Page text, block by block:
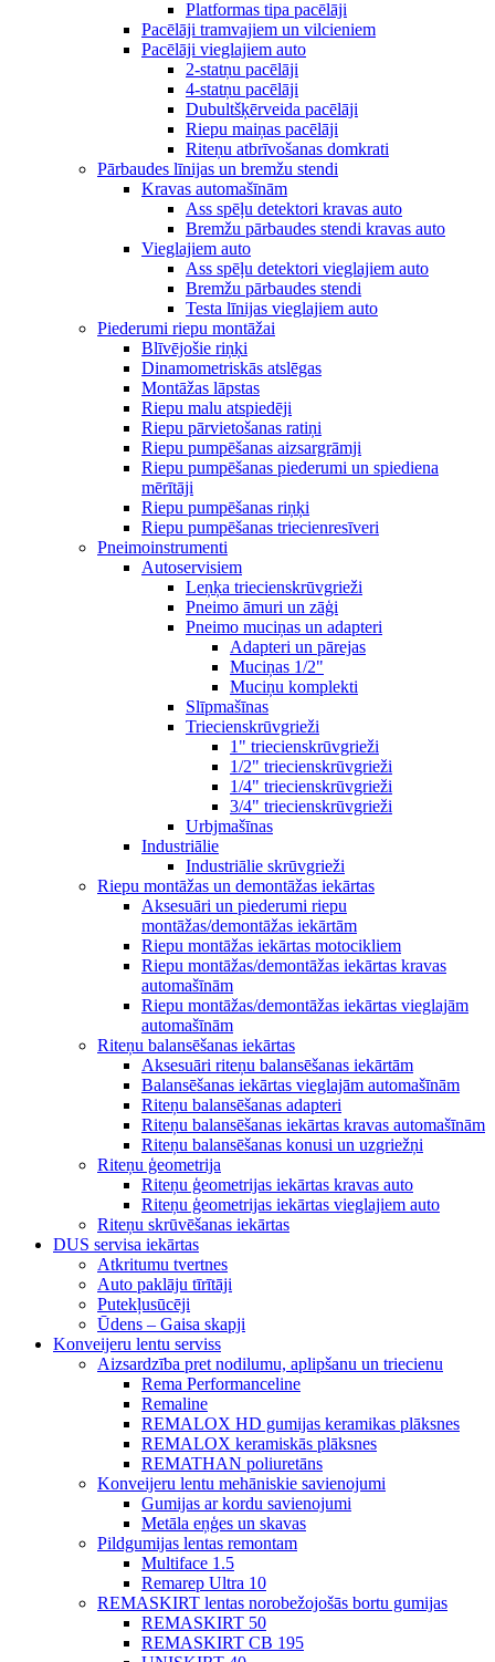
Platformas tipa pacēlāji
Pacēlāji tramvajiem un vilcieniem
Pacēlāji vieglajiem auto
2-statņu pacēlāji
4-statņu pacēlāji
Dubultšķērveida pacēlāji
Riepu maiņas pacēlāji
Riteņu atbrīvošanas domkrati
Pārbaudes līnijas un bremžu stendi
Kravas automašīnām
Ass spēļu detektori kravas auto
Bremžu pārbaudes stendi kravas auto
Vieglajiem auto
Ass spēļu detektori vieglajiem auto
Bremžu pārbaudes stendi
Testa līnijas vieglajiem auto
Piederumi riepu montāžai
Blīvējošie riņķi
Dinamometriskās atslēgas
Montāžas lāpstas
Riepu malu atspiedēji
Riepu pārvietošanas ratiņi
Riepu pumpēšanas aizsargrāmji
Riepu pumpēšanas piederumi un spiediena
mērītāji
Riepu pumpēšanas riņķi
Riepu pumpēšanas triecienresīveri
Pneimoinstrumenti
Autoservisiem
Leņķa triecienskrūvgrieži
Pneimo āmuri un zāģi
Pneimo muciņas un adapteri
Adapteri un pārejas
Muciņas 1/2"
Muciņu komplekti
Slīpmašīnas
Triecienskrūvgrieži
1" triecienskrūvgrieži
1/2" triecienskrūvgrieži
1/4" triecienskrūvgrieži
3/4" triecienskrūvgrieži
Urbjmašīnas
Industriālie
Industriālie skrūvgrieži
Riepu montāžas un demontāžas iekārtas
Aksesuāri un piederumi riepu
montāžas/demontāžas iekārtām
Riepu montāžas iekārtas motocikliem
Riepu montāžas/demontāžas iekārtas kravas
automašīnām
Riepu montāžas/demontāžas iekārtas vieglajām
automašīnām
Riteņu balansēšanas iekārtas
Aksesuāri riteņu balansēšanas iekārtām
Balansēšanas iekārtas vieglajām automašīnām
Riteņu balansēšanas adapteri
Riteņu balansēšanas iekārtas kravas automašīnām
Riteņu balansēšanas konusi un uzgriežņi
Riteņu ģeometrija
Riteņu ģeometrijas iekārtas kravas auto
Riteņu ģeometrijas iekārtas vieglajiem auto
Riteņu skrūvēšanas iekārtas
DUS servisa iekārtas
Atkritumu tvertnes
Auto paklāju tīrītāji
Putekļusūcēji
Ūdens – Gaisa skapji
Konveijeru lentu serviss
Aizsardzība pret nodilumu, aplipšanu un triecienu
Rema Performanceline
Remaline
REMALOX HD gumijas keramikas plāksnes
REMALOX keramiskās plāksnes
REMATHAN poliuretāns
Konveijeru lentu mehāniskie savienojumi
Gumijas ar kordu savienojumi
Metāla eņģes un skavas
Pildgumijas lentas remontam
Multiface 1.5
Remarep Ultra 10
REMASKIRT lentas norobežojošās bortu gumijas
REMASKIRT 50
REMASKIRT CB 195